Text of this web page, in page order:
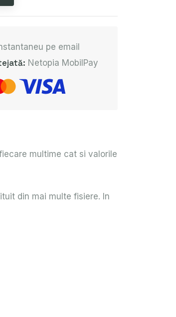
pe email
Netopia MobilPay
multime cat si valorile
din mai multe fisiere. In